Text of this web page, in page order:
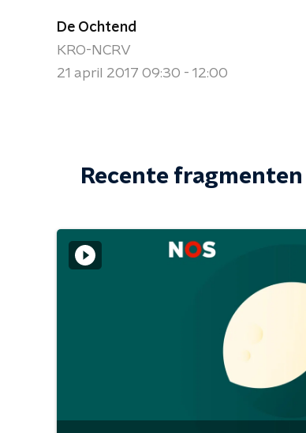
De Ochtend
KRO-NCRV
21 april 2017 09:30 - 12:00
Recente fragmenten